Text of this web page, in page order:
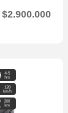
$2.900.000
4-5
hrs
120
km/h
200
km